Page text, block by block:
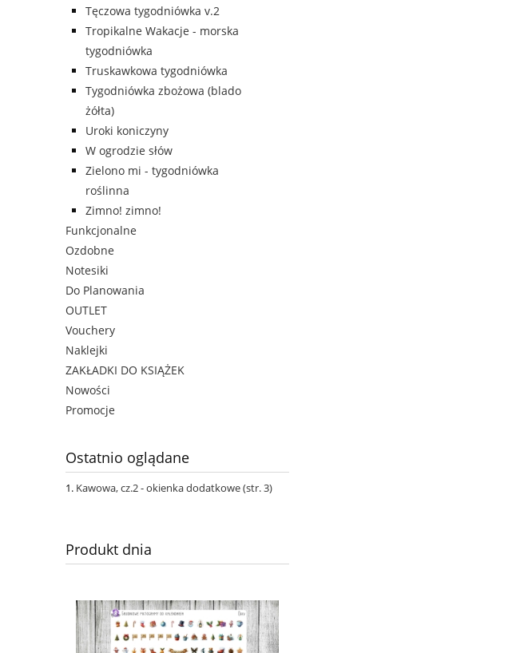
Tęczowa tygodniówka v.2
Tropikalne Wakacje - morska
tygodniówka
Truskawkowa tygodniówka
Tygodniówka zbożowa (blado
żółta)
Uroki koniczyny
W ogrodzie słów
Zielono mi - tygodniówka
roślinna
Zimno! zimno!
Funkcjonalne
Ozdobne
Notesiki
Do Planowania
OUTLET
Vouchery
Naklejki
ZAKŁADKI DO KSIĄŻEK
Nowości
Promocje
Ostatnio oglądane
Kawowa, cz.2 - okienka dodatkowe (str. 3)
Produkt dnia